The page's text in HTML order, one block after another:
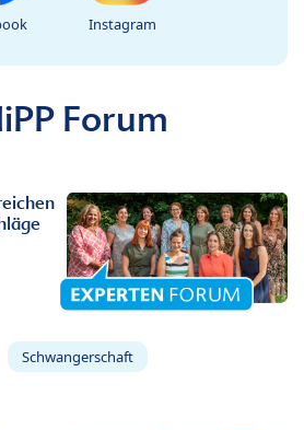
Instagram
Forum
Schwangerschaft